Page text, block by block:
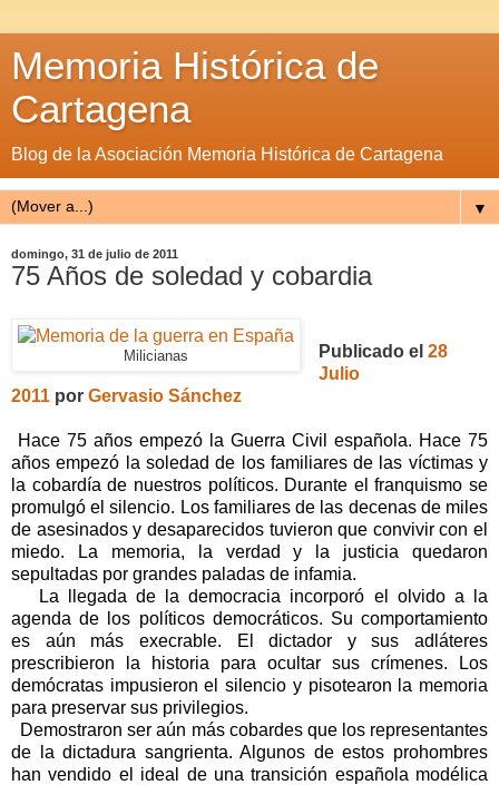
Memoria Histórica de
Cartagena
Blog de la Asociación Memoria Histórica de Cartagena
▼
domingo, 31 de julio de 2011
75 Años de soledad y cobardia
Milicianas Publicado el 28
Julio
2011 por Gervasio Sánchez
Hace 75 años empezó la Guerra Civil española. Hace 75
años empezó la soledad de los familiares de las víctimas y
la cobardía de nuestros políticos. Durante el franquismo se
promulgó el silencio. Los familiares de las decenas de miles
de asesinados y desaparecidos tuvieron que convivir con el
miedo. La memoria, la verdad y la justicia quedaron
sepultadas por grandes paladas de infamia.
La llegada de la democracia incorporó el olvido a la
agenda de los políticos democráticos. Su comportamiento
es aún más execrable. El dictador y sus adláteres
prescribieron la historia para ocultar sus crímenes. Los
demócratas impusieron el silencio y pisotearon la memoria
para preservar sus privilegios.
Demostraron ser aún más cobardes que los representantes
de la dictadura sangrienta. Algunos de estos prohombres
han vendido el ideal de una transición española modélica